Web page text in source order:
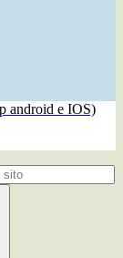
android e IOS)